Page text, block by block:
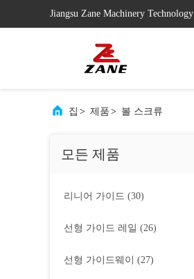
Jiangsu Zane Machinery
집 > 제품 > 볼 스크류
모든 제품
리니어 가이드 (30)
선형 가이드 레일 (26)
선형 가이드웨이 (27)